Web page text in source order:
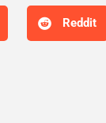
Reddit